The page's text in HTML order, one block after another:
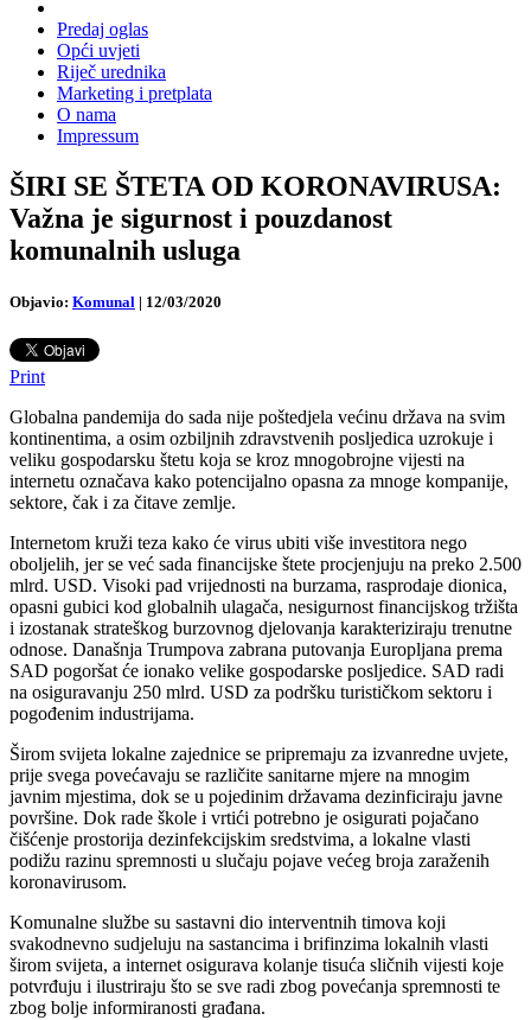
Predaj oglas
Opći uvjeti
Riječ urednika
Marketing i pretplata
O nama
Impressum
ŠIRI SE ŠTETA OD KORONAVIRUSA:
Važna je sigurnost i pouzdanost
komunalnih usluga
Objavio: Komunal | 12/03/2020
Print
Globalna pandemija do sada nije poštedjela većinu država na svim
kontinentima, a osim ozbiljnih zdravstvenih posljedica uzrokuje i
veliku gospodarsku štetu koja se kroz mnogobrojne vijesti na
internetu označava kako potencijalno opasna za mnoge kompanije,
sektore, čak i za čitave zemlje.
Internetom kruži teza kako će virus ubiti više investitora nego
oboljelih, jer se već sada financijske štete procjenjuju na preko 2.500
mlrd. USD. Visoki pad vrijednosti na burzama, rasprodaje dionica,
opasni gubici kod globalnih ulagača, nesigurnost financijskog tržišta
i izostanak strateškog burzovnog djelovanja karakteriziraju trenutne
odnose. Današnja Trumpova zabrana putovanja Europljana prema
SAD pogoršat će ionako velike gospodarske posljedice. SAD radi
na osiguravanju 250 mlrd. USD za podršku turističkom sektoru i
pogođenim industrijama.
Širom svijeta lokalne zajednice se pripremaju za izvanredne uvjete,
prije svega povećavaju se različite sanitarne mjere na mnogim
javnim mjestima, dok se u pojedinim državama dezinficiraju javne
površine. Dok rade škole i vrtići potrebno je osigurati pojačano
čišćenje prostorija dezinfekcijskim sredstvima, a lokalne vlasti
podižu razinu spremnosti u slučaju pojave većeg broja zaraženih
koronavirusom.
Komunalne službe su sastavni dio interventnih timova koji
svakodnevno sudjeluju na sastancima i brifinzima lokalnih vlasti
širom svijeta, a internet osigurava kolanje tisuća sličnih vijesti koje
potvrđuju i ilustriraju što se sve radi zbog povećanja spremnosti te
zbog bolje informiranosti građana.